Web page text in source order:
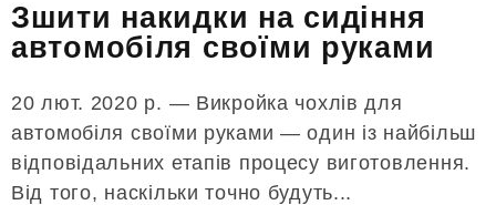
Зшити накидки на сидіння
автомобіля своїми руками
20 лют. 2020 р. — Викройка чохлів для
автомобіля своїми руками — один із найбільш
відповідальних етапів процесу виготовлення.
Від того, наскільки точно будуть...